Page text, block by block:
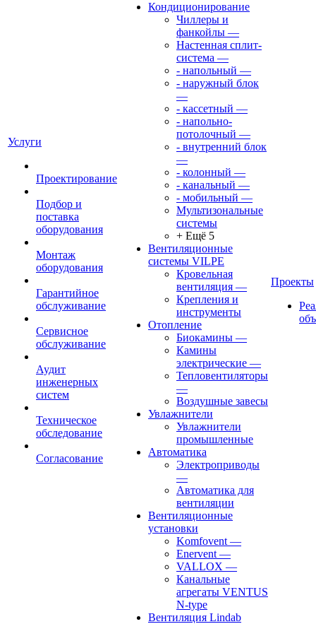
Услуги
Проектирование
Подбор и
поставка
оборудования
Монтаж
оборудования
Гарантийное
обслуживание
Сервисное
обслуживание
Аудит
инженерных
систем
Техническое
обследование
Согласование
Кондиционирование
Чиллеры и
фанкойлы —
Настенная сплит-
система —
- напольный —
- наружный блок
—
- кассетный —
- напольно-
потолочный —
- внутренний блок
—
- колонный —
- канальный —
- мобильный —
Мультизональные
системы
+ Ещё 5
Вентиляционные
системы VILPE
Кровельная
вентиляция —
Крепления и
инструменты
Отопление
Биокамины —
Камины
электрические —
Тепловентиляторы
—
Воздушные завесы
Увлажнители
Увлажнители
промышленные
Автоматика
Электроприводы
—
Автоматика для
вентиляции
Вентиляционные
установки
Komfovent —
Enervent —
VALLOX —
Канальные
агрегаты VENTUS
N-type
Вентиляция Lindab
Проекты